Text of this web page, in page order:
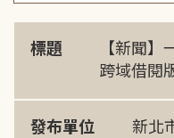
標題
【新聞
跨域借閱
發布單位 新北